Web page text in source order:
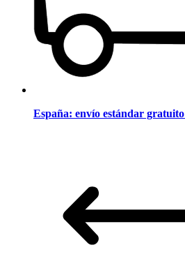
España: envío estándar gratuito